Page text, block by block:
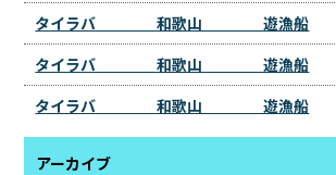
タイラバ 和歌山 遊漁船
タイラバ 和歌山 遊漁船
タイラバ 和歌山 遊漁船
アーカイブ